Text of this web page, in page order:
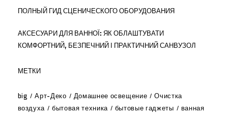
ПОЛНЫЙ ГИД СЦЕНИЧЕСКОГО ОБОРУДОВАНИЯ
АКСЕСУАРИ ДЛЯ ВАННОЇ: ЯК ОБЛАШТУВАТИ
КОМФОРТНИЙ, БЕЗПЕЧНИЙ І ПРАКТИЧНИЙ САНВУЗОЛ
МЕТКИ
big Арт-Деко Домашнее освещение
Очистка
воздуха
бытовая техника бытовые гаджеты
ванная